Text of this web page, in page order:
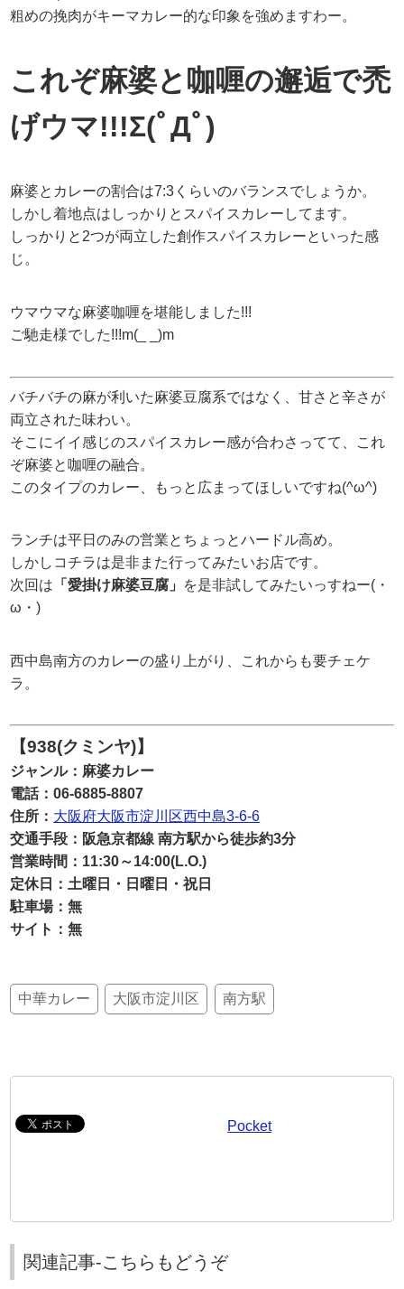
粗めの挽肉がキーマカレー的な印象を強めますわー。
これぞ麻婆と咖喱の邂逅で禿
げウマ!!!Σ(ﾟДﾟ)
麻婆とカレーの割合は7:3くらいのバランスでしょうか。
しかし着地点はしっかりとスパイスカレーしてます。
しっかりと2つが両立した創作スパイスカレーといった感
じ。
ウマウマな麻婆咖喱を堪能しました!!!
ご馳走様でした!!!m(_ _)m
バチバチの麻が利いた麻婆豆腐系ではなく、甘さと辛さが
両立された味わい。
そこにイイ感じのスパイスカレー感が合わさってて、これ
ぞ麻婆と咖喱の融合。
このタイプのカレー、もっと広まってほしいですね(^ω^)
ランチは平日のみの営業とちょっとハードル高め。
しかしコチラは是非また行ってみたいお店です。
次回は 「愛掛け麻婆豆腐」
を是非試してみたいっすねー(・
ω・)
西中島南方のカレーの盛り上がり、これからも要チェケ
ラ。
【938(クミンヤ)】
ジャンル：麻婆カレー
電話：06-6885-8807
住所： 大阪府大阪市淀川区西中島3-6-6
交通手段：阪急京都線 南方駅から徒歩約3分
営業時間：11:30～14:00(L.O.)
定休日：土曜日・日曜日・祝日
駐車場：無
サイト：無
中華カレー 大阪市淀川区 南方駅
Pocket
関連記事-こちらもどうぞ